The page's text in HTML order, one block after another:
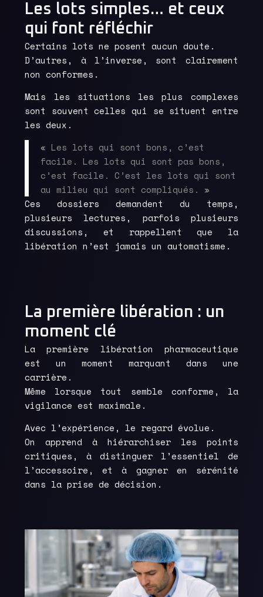
Les lots simples… et ceux
qui font réfléchir
Certains lots ne posent aucun doute.
D’autres, à l’inverse, sont clairement
non conformes.
Mais les situations les plus complexes
sont souvent celles qui se situent entre
les deux.
« Les lots qui sont bons, c’est
facile. Les lots qui sont pas bons,
c’est facile. C’est les lots qui sont
au milieu qui sont compliqués. »
Ces dossiers demandent du temps,
plusieurs lectures, parfois plusieurs
discussions, et rappellent que la
libération n’est jamais un automatisme.
La première libération : un
moment clé
La première libération pharmaceutique
est un moment marquant dans une
carrière.
Même lorsque tout semble conforme, la
vigilance est maximale.
Avec l’expérience, le regard évolue.
On apprend à hiérarchiser les points
critiques, à distinguer l’essentiel de
l’accessoire, et à gagner en sérénité
dans la prise de décision.